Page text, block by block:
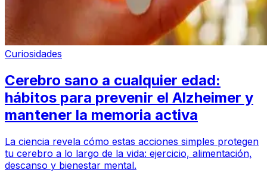
Curiosidades
Cerebro sano a cualquier edad:
hábitos para prevenir el Alzheimer y
mantener la memoria activa
La ciencia revela cómo estas acciones simples protegen
tu cerebro a lo largo de la vida: ejercicio, alimentación,
descanso y bienestar mental.